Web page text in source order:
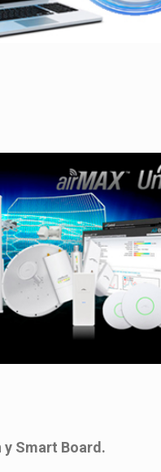
Smart Board.